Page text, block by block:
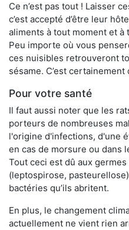
Ce n’est pas tout ! Laisser
c’est accepté d’être leur
aliments à tout moment et à
Peu importe où vous
ces nuisibles retrouveront
sésame. C’est certainement
Pour votre santé
Il faut aussi noter que les
porteurs de nombreuses
l'origine d'infections, d'une
en cas de morsure ou dans
Tout ceci est dû aux
(leptospirose,
bactéries qu’ils abritent.
En plus, le changement
actuellement ne vient rien